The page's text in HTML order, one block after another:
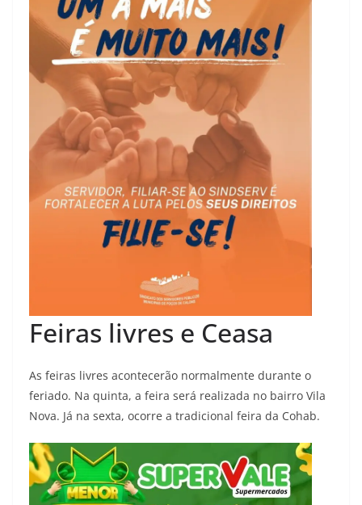
Feiras livres e Ceasa
As feiras livres acontecerão normalmente durante o
feriado. Na quinta, a feira será realizada no bairro Vila
Nova. Já na sexta, ocorre a tradicional feira da Cohab.